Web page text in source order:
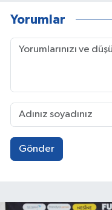
Yorumlar
Gönder